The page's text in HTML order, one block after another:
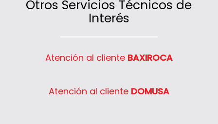
Otros Servicios Técnicos de
Interés
Atención al cliente BAXIROCA
Atención al cliente DOMUSA